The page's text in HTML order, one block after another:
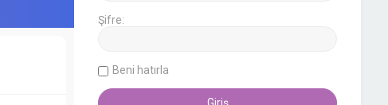
Şifre:
Beni hatırla